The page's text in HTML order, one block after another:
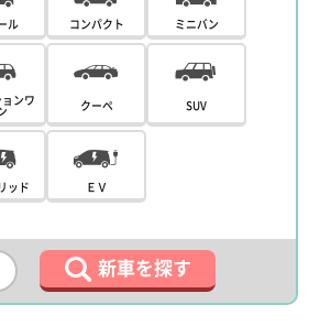
ル コンパクト ミニバン
ョンワ
クーペ SUV
ッド ＥＶ
新車を探す